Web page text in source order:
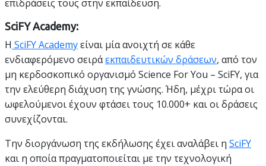
επιδράσεις τους στην εκπαίδευση.
SciFY Academy:
Η SciFY Academyείναι μία ανοιχτή σε κάθε
ενδιαφερόμενο σειράεκπαιδευτικών δράσεων, από τον
μη κερδοσκοπικό οργανισμό Science For You – SciFY, για
την ελεύθερη διάχυση της γνώσης. Ήδη, μέχρι τώρα οι
ωφελούμενοι έχουν φτάσει τους 10.000+ και οι δράσεις
συνεχίζονται.
Την διοργάνωση της εκδήλωσης έχει αναλάβει η SciFY
και η οποία πραγματοποιείται με την τεχνολογική